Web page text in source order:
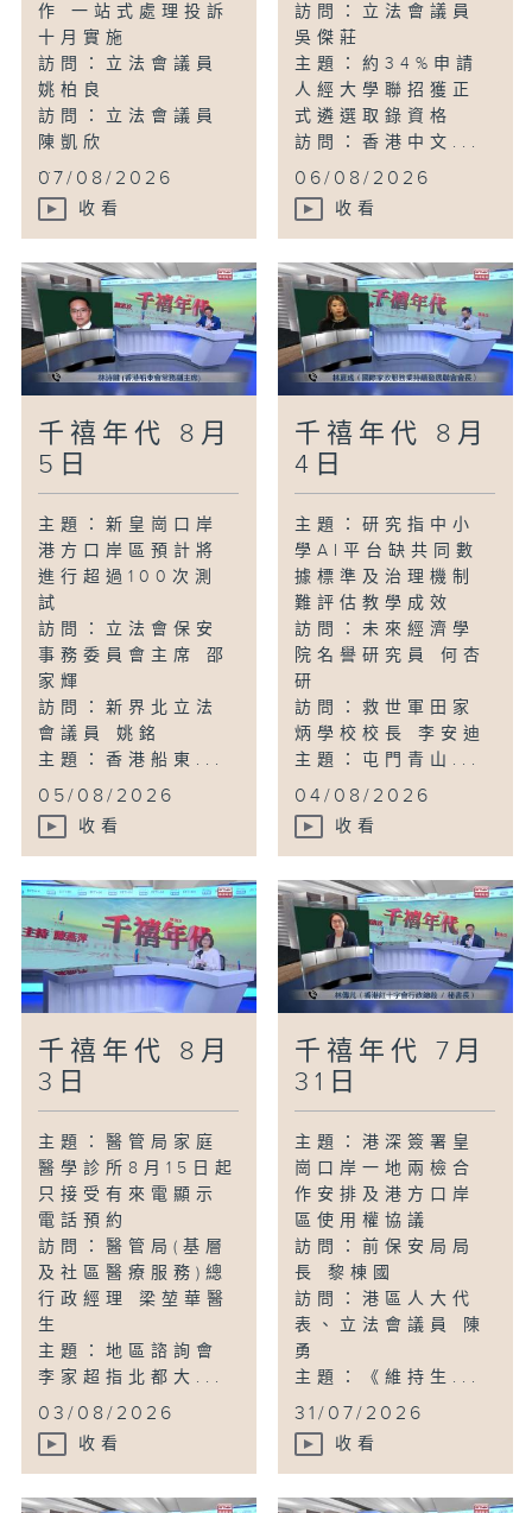
作 一站式處理投訴
十月實施
訪問：立法會議員
姚柏良
訪問：立法會議員
陳凱欣
...
07/08/2026
收看
訪問：立法會議員
吳傑莊
主題：約34%申請
人經大學聯招獲正
式遴選取錄資格
訪問：香港中文...
06/08/2026
收看
千禧年代 8月
5日
主題：新皇崗口岸
港方口岸區預計將
進行超過100次測
試
訪問：立法會保安
事務委員會主席 邵
家輝
訪問：新界北立法
會議員 姚銘
主題：香港船東...
05/08/2026
收看
千禧年代 8月
4日
主題：研究指中小
學AI平台缺共同數
據標準及治理機制
難評估教學成效
訪問：未來經濟學
院名譽研究員 何杏
研
訪問：救世軍田家
炳學校校長 李安迪
主題：屯門青山...
04/08/2026
收看
千禧年代 8月
3日
主題：醫管局家庭
醫學診所8月15日起
只接受有來電顯示
電話預約
訪問：醫管局(基層
及社區醫療服務)總
行政經理 梁堃華醫
生
主題：地區諮詢會
李家超指北都大...
03/08/2026
收看
千禧年代 7月
31日
主題：港深簽署皇
崗口岸一地兩檢合
作安排及港方口岸
區使用權協議
訪問：前保安局局
長 黎棟國
訪問：港區人大代
表、立法會議員 陳
勇
主題：《維持生...
31/07/2026
收看